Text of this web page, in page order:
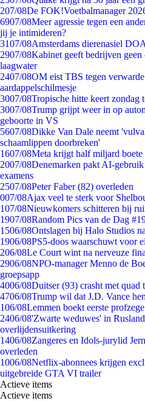
207/08De FOK!Voetbalmanager
6907/08Meer agressie tegen een
jij je intimideren?
3107/08Amsterdams dierenasiel
2907/08Kabinet geeft bedrijven geen
laagwater
2407/08OM eist TBS tegen
aardappelschilmesje
3007/08Tropische hitte keert zondag
3007/08Trump grijpt weer in op
geboorte in VS
5607/08Dikke Van Dale neemt
schaamlippen doorbreken'
1607/08Meta krijgt half miljard boete
2007/08Denemarken pakt AI-
examens
2507/08Peter Faber (82) overleden
007/08Ajax veel te sterk voor
107/08Nieuwkomers schitteren bij
1907/08Random Pics van de Dag
1506/08Ontslagen bij Halo Studios
1906/08PS5-doos waarschuwt voor
206/08Le Court wint na nerveuze
2906/08NPO-manager Menno de
groepsapp
4006/08Duitser (93) crasht met quad
4706/08Trump wil dat J.D. Vance
106/08Lemmen boekt eerste
2406/08'Zwarte weduwes' in
overlijdensuitkering
1406/08Zangeres en Idols-jurylid
overleden
1006/08Netflix-abonnees krijgen
uitgebreide GTA VI trailer
Actieve items
Actieve items